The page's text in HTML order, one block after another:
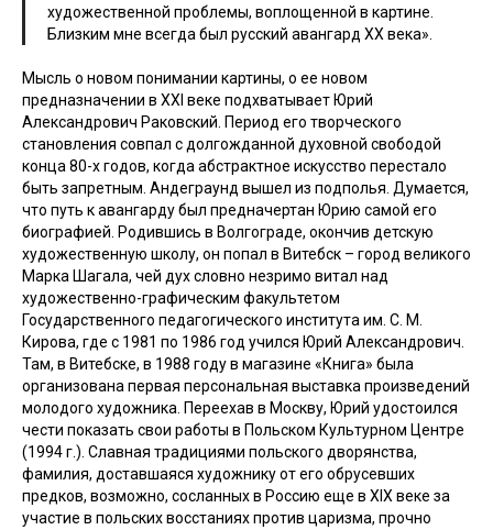
художественной проблемы, воплощенной в картине.
Близким мне всегда был русский авангард ХХ века».
Мысль о новом понимании картины, о ее новом
предназначении в XXI веке подхватывает Юрий
Александрович Раковский. Период его творческого
становления совпал с долгожданной духовной свободой
конца 80-х годов, когда абстрактное искусство перестало
быть запретным. Андеграунд вышел из подполья. Думается,
что путь к авангарду был предначертан Юрию самой его
биографией. Родившись в Волгограде, окончив детскую
художественную школу, он попал в Витебск – город великого
Марка Шагала, чей дух словно незримо витал над
художественно-графическим факультетом
Государственного педагогического института им. С. М.
Кирова, где с 1981 по 1986 год учился Юрий Александрович.
Там, в Витебске, в 1988 году в магазине «Книга» была
организована первая персональная выставка произведений
молодого художника. Переехав в Москву, Юрий удостоился
чести показать свои работы в Польском Культурном Центре
(1994 г.). Славная традициями польского дворянства,
фамилия, доставшаяся художнику от его обрусевших
предков, возможно, сосланных в Россию еще в XIX веке за
участие в польских восстаниях против царизма, прочно